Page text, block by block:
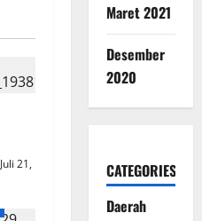
Juli 21,
Maret 2021
Desember
2020
CATEGORIES
Daerah